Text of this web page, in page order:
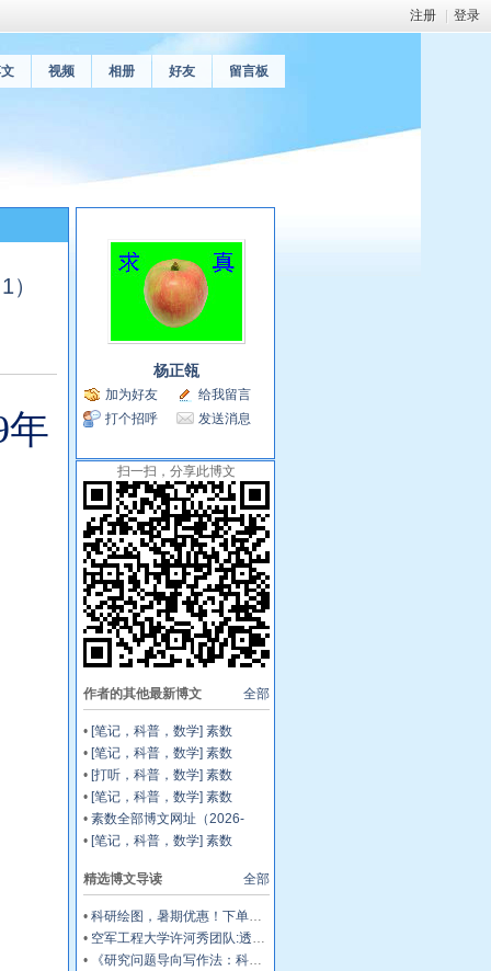
注册 登录
视频 相册 好友 留言板
杨正瓴
加为好友
给我留言
打个招呼
发送消息
扫一扫，分享此博文
全部
作者的其他最新博文
• [笔记，科普，数学] 素数
（148）：欧拉 ζ(s) ，用 η(s) 表
示出，以及 s 扩展为复数时的收
敛域的变化
• [笔记，科普，数学] 素数
（147）：仿真，从黎曼 J(x) 根
据非平凡零点反演出 π(x) （1）
• [打听，科普，数学] 素数
（146）：怎么理解黎曼 1859
年论文第675页 logζ(s) 的推
导？
• [笔记，科普，数学] 素数
（145）：从 Tenerife 空难，经
我国 1950年代成功治理飞蝗，
• 素数全部博文网址（2026-
07）七月份（31篇）
• [笔记，科普，数学] 素数
的”素数计数函数吗？1859年论
文第675、678页局部截图
全部
精选博文导读
• 科研绘图，暑期优惠！下单立减500元
• 空军工程大学许河秀团队:透明混沌编码超表面，解锁雷达-红外兼容隐身多尺度设计
•
《研究问题导向写作法：科研萌新首篇SCI/SSCI通关笔记》前言